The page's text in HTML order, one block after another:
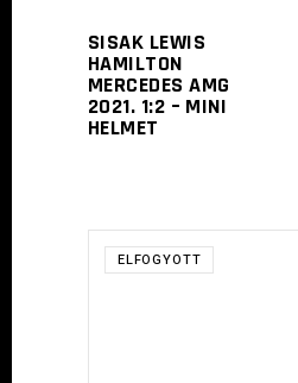
SISAK LEWIS
HAMILTON
MERCEDES AMG
2021. 1:2 – MINI
HELMET
ELFOGYOTT